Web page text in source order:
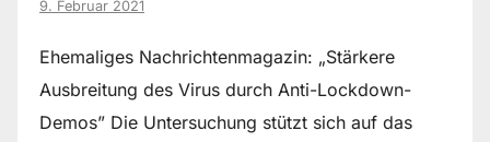
9. Februar 2021
Ehemaliges Nachrichtenmagazin: „Stärkere
Ausbreitung des Virus durch Anti-Lockdown-
Demos” Die Untersuchung stützt sich auf das